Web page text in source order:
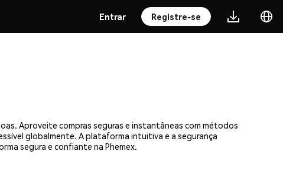
Entrar Registre-se
Aproveite compras seguras e instantâneas com métodos
globalmente. A plataforma intuitiva e a segurança
segura e confiante na Phemex.